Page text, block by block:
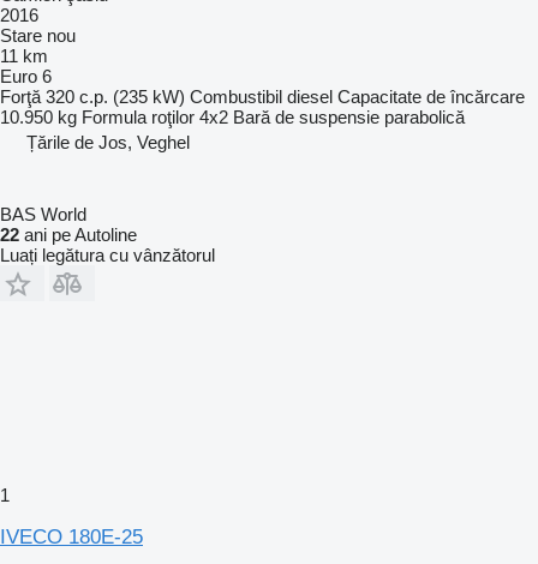
2016
Stare nou
11 km
Euro 6
Forţă 320 c.p. (235 kW) Combustibil diesel Capacitate de încărcare
10.950 kg Formula roţilor 4x2 Bară de suspensie parabolică
Țările de Jos, Veghel
BAS World
22 ani pe Autoline
Luați legătura cu vânzătorul
1
IVECO 180E-25